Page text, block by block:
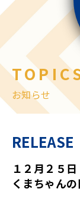
お知らせ
RELEASE
１２月２５
くまちゃんの